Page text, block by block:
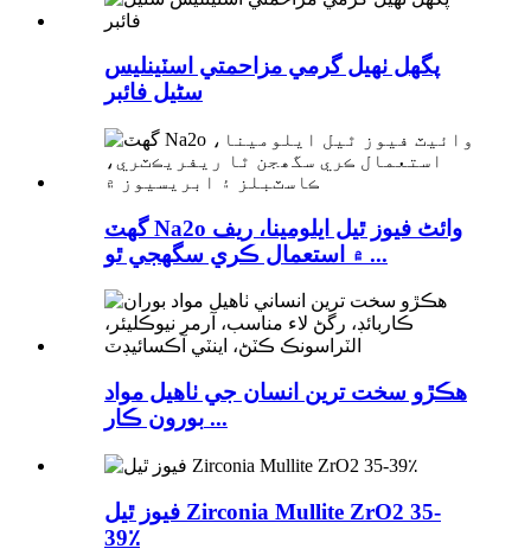
پگھل ٺهيل گرمي مزاحمتي اسٽينلیس
سٹیل فائبر
گھٽ Na2o وائٹ فيوز ٿيل ايلومينا، ريف
۾ استعمال ڪري سگھجي ٿو ...
ھڪڙو سخت ترين انسان جي ٺاھيل مواد
بورون ڪار ...
فيوز ٿيل Zirconia Mullite ZrO2 35-
39٪